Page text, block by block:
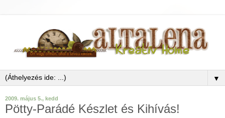
▼
2009. május 5., kedd
Pötty-Parádé Készlet és Kihívás!